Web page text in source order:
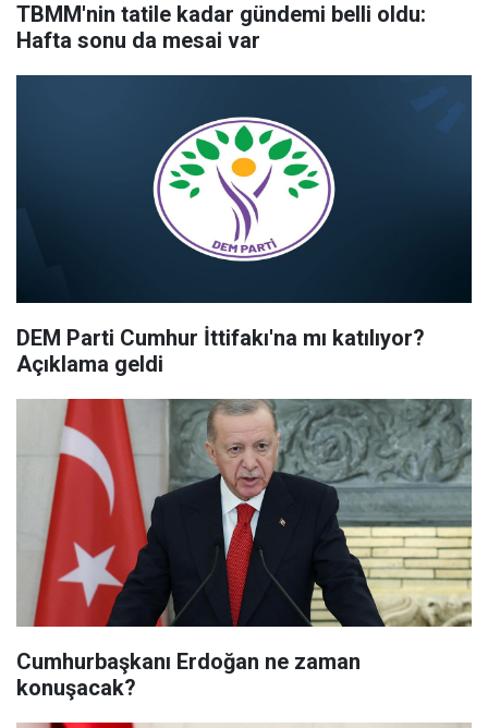
TBMM'nin tatile kadar gündemi belli oldu:
Hafta sonu da mesai var
DEM Parti Cumhur İttifakı'na mı katılıyor?
Açıklama geldi
Cumhurbaşkanı Erdoğan ne zaman
konuşacak?